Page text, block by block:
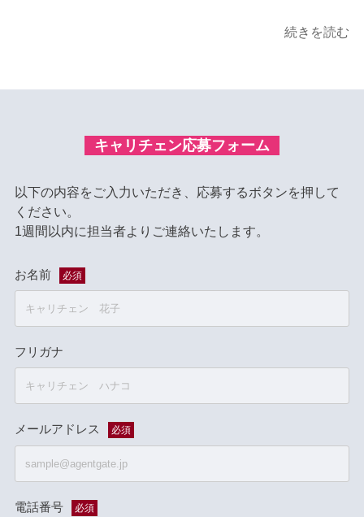
続きを読む
キャリチェン応募フォーム
以下の内容をご入力いただき、応募するボタンを押して
ください。
1週間以内に担当者よりご連絡いたします。
お名前 必須
フリガナ
メールアドレス 必須
電話番号 必須